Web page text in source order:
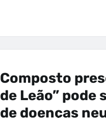
Composto
de Leão”
de doenças